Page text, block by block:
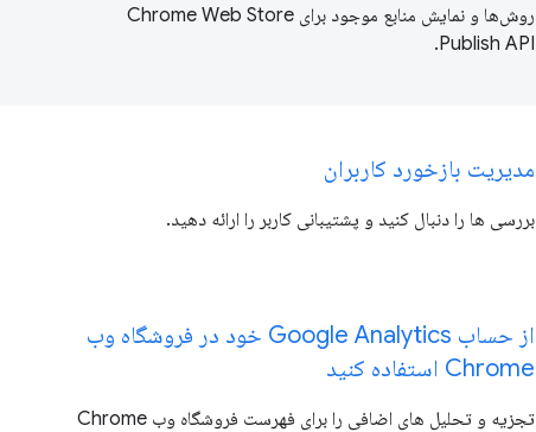
روش‌ها و نمایش منابع موجود برای Chrome Web Store
Publish API.
مدیریت بازخورد کاربران
بررسی ها را دنبال کنید و پشتیبانی کاربر را ارائه دهید.
از حساب Google Analytics خود در فروشگاه وب
Chrome استفاده کنید
تجزیه و تحلیل های اضافی را برای فهرست فروشگاه وب Chrome